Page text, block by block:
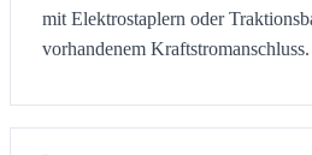
mit Elektrostaplern oder
vorhandenem Kraftstromanschluss.